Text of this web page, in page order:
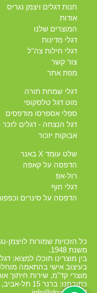
חנות דגלים ויצמן נגריס
אודות
המוצרים שלנו
דגלי מדינות
דגלי חילות צה"ל
צור קשר
מפת אתר
דגלי שמחת תורה
מוט דגל טלסקופי
ספלי אספרסו מודפסים
דגל הנצחה - דגלים לזכר
אבוקות יזכור
שלט עומד X באנר
הדפסה על קאפה
רול-אפ
דגלי חוף
הדפסה על סינרים
כל הזכויות שמורות
משנת 1948.
בין מוצרינו תוכלו למצוא:
בעיצוב אישי בהתאמה
מוצרי קד"מ, שירות חיתוך
כתובתנו: ברנר